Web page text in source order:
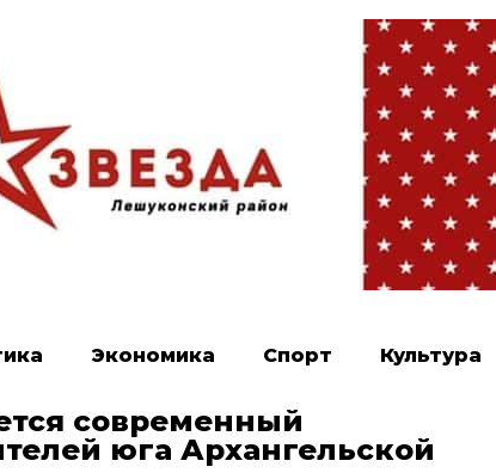
Экономика Спорт Культура
современный
юга Архангельской